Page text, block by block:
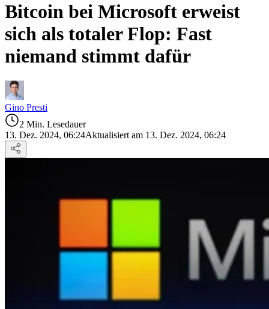
Bitcoin bei Microsoft erweist
sich als totaler Flop: Fast
niemand stimmt dafür
Gino Presti
2 Min. Lesedauer
13. Dez. 2024, 06:24Aktualisiert am 13. Dez. 2024, 06:24